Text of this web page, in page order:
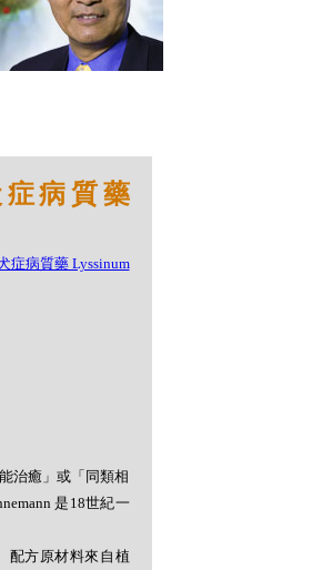
病質藥
治癒」或「同類相
是18世紀一
配方原材料來自植